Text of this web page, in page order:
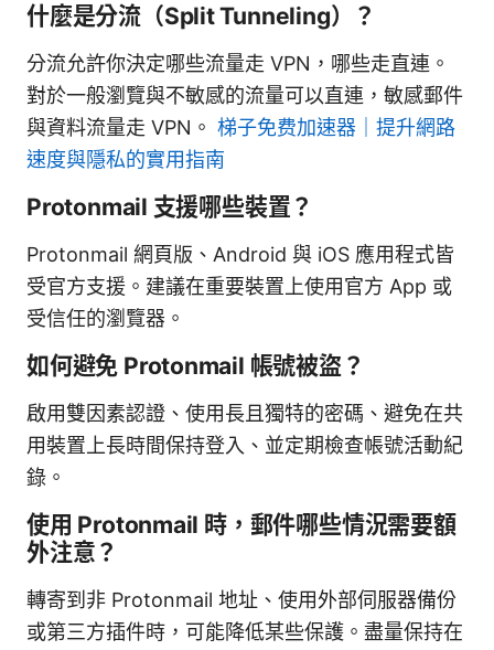
什麼是分流（Split Tunneling）？
分流允許你決定哪些流量走 VPN，哪些走直連。
對於一般瀏覽與不敏感的流量可以直連，敏感郵件
與資料流量走 VPN。 梯子免费加速器｜提升網路
速度與隱私的實用指南
Protonmail 支援哪些裝置？
Protonmail 網頁版、Android 與 iOS 應用程式皆
受官方支援。建議在重要裝置上使用官方 App 或
受信任的瀏覽器。
如何避免 Protonmail 帳號被盜？
啟用雙因素認證、使用長且獨特的密碼、避免在共
用裝置上長時間保持登入、並定期檢查帳號活動紀
錄。
使用 Protonmail 時，郵件哪些情況需要額
外注意？
轉寄到非 Protonmail 地址、使用外部伺服器備份
或第三方插件時，可能降低某些保護。盡量保持在